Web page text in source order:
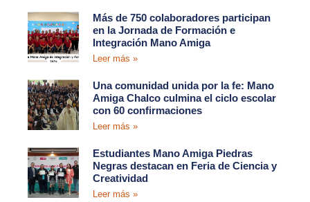
Más de 750 colaboradores participan
en la Jornada de Formación e
Integración Mano Amiga
Leer más »
Una comunidad unida por la fe: Mano
Amiga Chalco culmina el ciclo escolar
con 60 confirmaciones
Leer más »
Estudiantes Mano Amiga Piedras
Negras destacan en Feria de Ciencia y
Creatividad
Leer más »